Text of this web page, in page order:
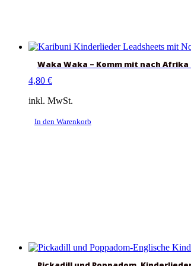
Waka Waka – Komm mit nach Afrika
4,80 €
inkl. MwSt.
In den Warenkorb